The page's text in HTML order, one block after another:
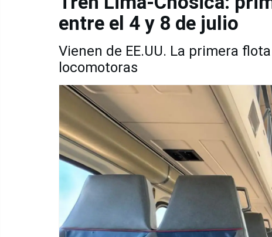
entre el 4 y 8 de julio
Vienen de EE.UU. La primera
locomotoras